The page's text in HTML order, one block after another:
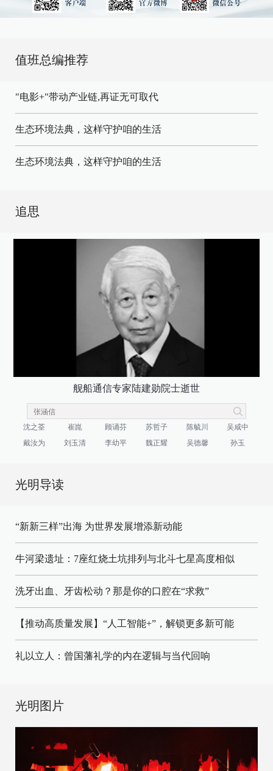
值班总编推荐
"电影+"带动产业链,再证无可取代
生态环境法典，这样守护咱的生活
生态环境法典，这样守护咱的生活
追思
舰船通信专家陆建勋院士逝世
沈之荃 崔崑 顾诵芬 苏哲子 陈毓川
吴咸中
戴汝为
刘玉清 李幼平 魏正耀 吴德馨 孙玉
光明导读
“新新三样”出海 为世界发展增添新动能
牛河梁遗址：7座红烧土坑排列与北斗七星高度相似
洗牙出血、牙齿松动？那是你的口腔在“求救”
【推动高质量发展】“人工智能+”，解锁更多新可能
礼以立人：曾国藩礼学的内在逻辑与当代回响
光明图片